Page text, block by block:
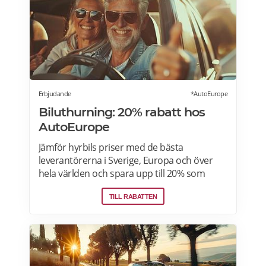
Erbjudande *AutoEurope
Biluthurning: 20% rabatt hos
AutoEurope
Jämför hyrbils priser med de bästa
leverantörerna i Sverige, Europa och över
hela världen och spara upp till 20% som
medlem! Upptäck speciella priser på Auto
Europe hemsida!TILL RABATTEN